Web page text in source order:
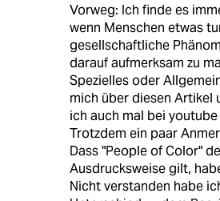
Vorweg: Ich finde es
wenn Menschen etwas
gesellschaftliche
darauf aufmerksam zu
Spezielles oder
mich über diesen Artikel
ich auch mal bei
Trotzdem ein paar
Dass "People of Color"
Ausdrucksweise gilt,
Nicht verstanden habe